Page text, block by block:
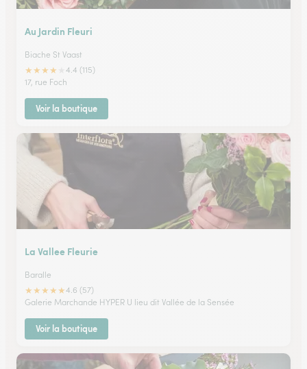
Au Jardin Fleuri
Biache St Vaast
★★★★
4.4 (115)
17, rue Foch
Voir la boutique
La Vallee Fleurie
Baralle
★★★★★4.6 (57)
Galerie Marchande HYPER U lieu dit Vallée de la Sensée
Voir la boutique